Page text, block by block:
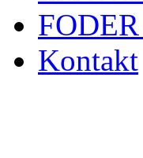
Kontakt